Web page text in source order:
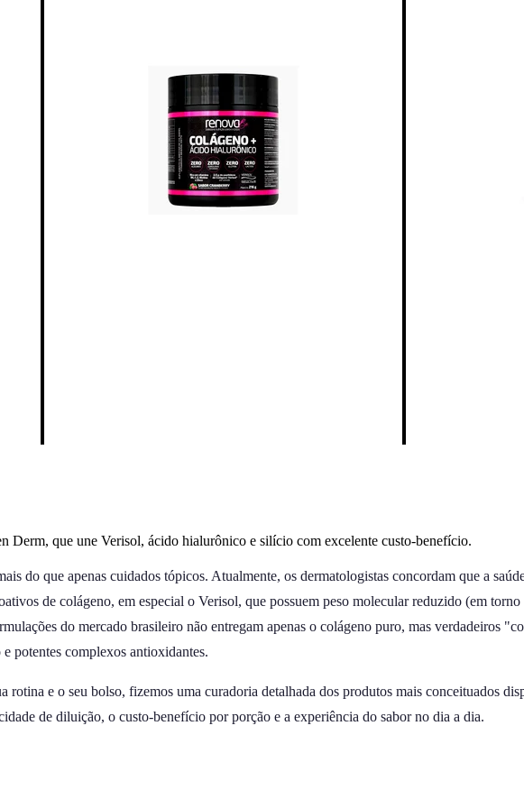
Derm, que une Verisol, ácido hialurônico e silício com excelente custo-benefício.
do que apenas cuidados tópicos. Atualmente, os dermatologistas concordam que a
de colágeno, em especial o Verisol, que possuem peso molecular reduzido (em
do mercado brasileiro não entregam apenas o colágeno puro, mas verdadeiros
potentes complexos antioxidantes.
rotina e o seu bolso, fizemos uma curadoria detalhada dos produtos mais conceituados
de diluição, o custo-benefício por porção e a experiência do sabor no dia a dia.